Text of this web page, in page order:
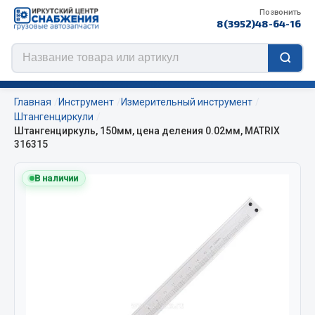
Позвонить
8(3952)48-64-16
ЦЕПИ РОССИЯ
Главная Инструмент
Измерительный инструмент
Штангенциркули
Штангенциркуль, 150мм, цена деления 0.02мм, MATRIX
316315
В наличии